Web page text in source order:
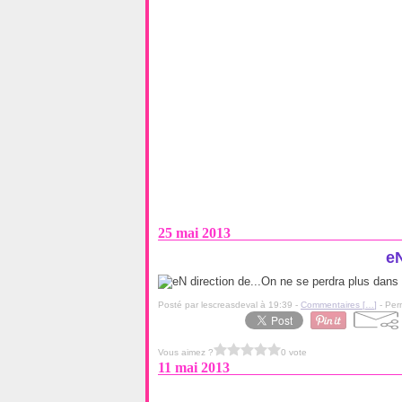
25 mai 2013
On ne se perdra plus dans
Posté par lescreasdeval à 19:39 - Commentaires [ ] -
Vous aimez ? 0 vote
11 mai 2013